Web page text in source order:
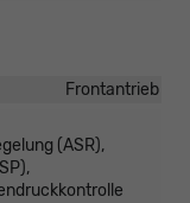
Frontantrieb
(ASR),